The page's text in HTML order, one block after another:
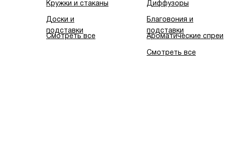
Кружки и стаканы
Доски и
подставки
Смотреть все
Диффузоры
Благовония и
подставки
Ароматические спреи
Смотреть все